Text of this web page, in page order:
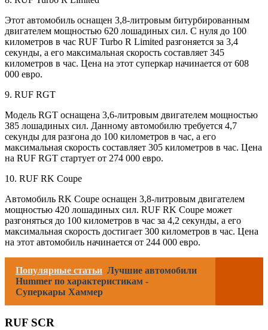
Этот автомобиль оснащен 3,8-литровым битурбированным
двигателем мощностью 620 лошадиных сил. С нуля до 100
километров в час RUF Turbo R Limited разгоняется за 3,4
секунды, а его максимальная скорость составляет 345
километров в час. Цена на этот суперкар начинается от 608
000 евро.
9. RUF RGT
Модель RGT оснащена 3,6-литровым двигателем мощностью
385 лошадиных сил. Данному автомобилю требуется 4,7
секунды для разгона до 100 километров в час, а его
максимальная скорость составляет 305 километров в час. Цена
на RUF RGT стартует от 274 000 евро.
10. RUF RK Coupe
Автомобиль RK Coupe оснащен 3,8-литровым двигателем
мощностью 420 лошадиных сил. RUF RK Coupe может
разгоняться до 100 километров в час за 4,2 секунды, а его
максимальная скорость достигает 300 километров в час. Цена
на этот автомобиль начинается от 244 000 евро.
Популярные статьи Лучшие автомобили
Hummer по характеристикам -
Суперкары Хаммер
RUF SCR